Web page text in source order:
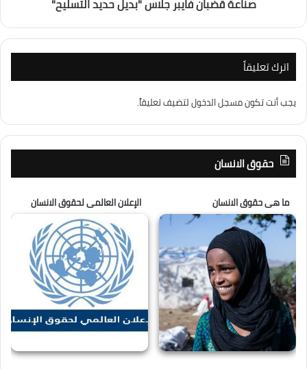
صناعة قضبان فايبر جلاس "بديل حديد التسليح"
اترك تعليقاً
يجب أنت تكونمسجل الدخوللتضيف تعليقاً.
حقوق الانسان
ما هى حقوق الانسان الإعلان العالمى لحقوق الانسان